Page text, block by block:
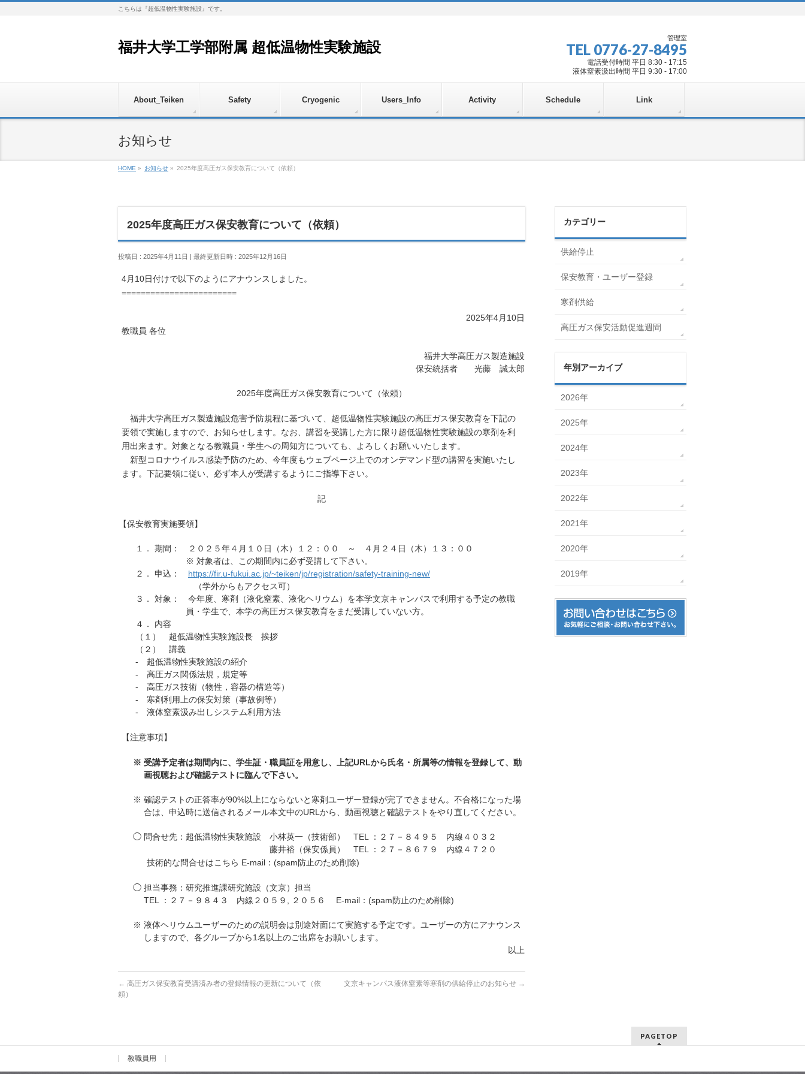
こちらは『超低温物性実験施設』です。
福井大学工学部附属 超低温物性実験施設
管理室
TEL 0776-27-8495
電話受付時間 平日 8:30 - 17:15
液体窒素汲出時間 平日 9:30 - 17:00
About_Teiken Safety Cryogenic Users_Info Activity Schedule Link
お知らせ
HOME » お知らせ » 2025年度高圧ガス保安教育について（依頼）
2025年度高圧ガス保安教育について（依頼）
投稿日 : 2025年4月11日 最終更新日時 : 2025年12月16日
4月10日付けで以下のようにアナウンスしました。
========================
2025年4月10日
教職員 各位
福井大学高圧ガス製造施設
保安統括者 光藤 誠太郎
2025年度高圧ガス保安教育について（依頼）
福井大学高圧ガス製造施設危害予防規程に基づいて、超低温物性実験施設の高圧ガス保安教育を下記の
要領で実施しますので、お知らせします。なお、講習を受講した方に限り超低温物性実験施設の寒剤を利
用出来ます。対象となる教職員・学生への周知方についても、よろしくお願いいたします。
新型コロナウイルス感染予防のため、今年度もウェブページ上でのオンデマンド型の講習を実施いたし
ます。下記要領に従い、必ず本人が受講するようにご指導下さい。
記
【保安教育実施要領】
１． 期間： ２０２５年４月１０日（木）１２：００ ～ ４月２４日（木）１３：００
※ 対象者は、この期間内に必ず受講して下さい。
２． 申込： https://fir.u-fukui.ac.jp/~teiken/jp/registration/safety-training-new/
（学外からもアクセス可）
３． 対象： 今年度、寒剤（液化窒素、液化ヘリウム）を本学文京キャンパスで利用する予定の教職
員・学生で、本学の高圧ガス保安教育をまだ受講していない方。
４． 内容
（１） 超低温物性実験施設長 挨拶
（２） 講義
- 超低温物性実験施設の紹介
- 高圧ガス関係法規，規定等
- 高圧ガス技術（物性，容器の構造等）
- 寒剤利用上の保安対策（事故例等）
- 液体窒素汲み出しシステム利用方法
【注意事項】
※ 受講予定者は期間内に、学生証・職員証を用意し、上記URLから氏名・所属等の情報を登録して、動
画視聴および確認テストに臨んで下さい。
※ 確認テストの正答率が90%以上にならないと寒剤ユーザー登録が完了できません。不合格になった場
合は、申込時に送信されるメール本文中のURLから、動画視聴と確認テストをやり直してください。
◯ 問合せ先：超低温物性実験施設 小林英一（技術部） TEL ：２７－８４９５ 内線４０３２
藤井裕（保安係員） TEL ：２７－８６７９ 内線４７２０
技術的な問合せはこちら E-mail：(spam防止のため削除)
◯ 担当事務：研究推進課研究施設（文京）担当
TEL ：２７－９８４３ 内線２０５９, ２０５６ E-mail：(spam防止のため削除)
※ 液体ヘリウムユーザーのための説明会は別途対面にて実施する予定です。ユーザーの方にアナウンス
しますので、各グループから1名以上のご出席をお願いします。
以上
← 高圧ガス保安教育受講済み者の登録情報の更新について（依
頼）
文京キャンパス液体窒素等寒剤の供給停止のお知らせ →
カテゴリー
供給停止
保安教育・ユーザー登録
寒剤供給
高圧ガス保安活動促進週間
年別アーカイブ
2026年
2025年
2024年
2023年
2022年
2021年
2020年
2019年
PAGETOP
教職員用